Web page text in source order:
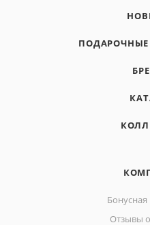
Отзывы